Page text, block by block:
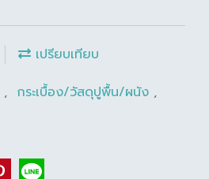
เปรียบเทียบ
, กระเบื้อง/วัสดุปูพื้น/ผนัง ,